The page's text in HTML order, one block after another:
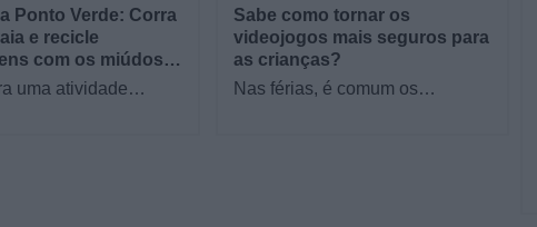
Ponto Verde: Corra
e recicle
com os miúdos,
julho!
uma atividade
Sabe como tornar os
videojogos mais seguros para
as crianças?
Nas férias, é comum os